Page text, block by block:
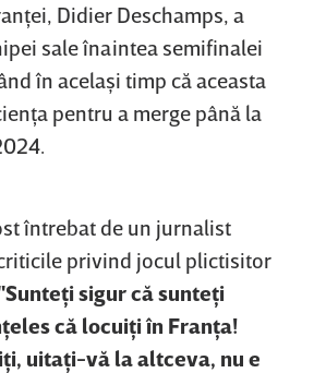
Didier Deschamps, a
sale înaintea semifinalei
în acelaşi timp că aceasta
pentru a merge până la
întrebat de un jurnalist
privind jocul plictisitor
sigur că sunteţi
că locuiţi în Franţa!
uitaţi-vă la altceva, nu e